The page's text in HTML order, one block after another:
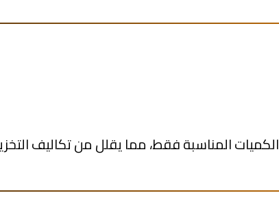
المناسبة فقط، مما يقلل من تكاليف